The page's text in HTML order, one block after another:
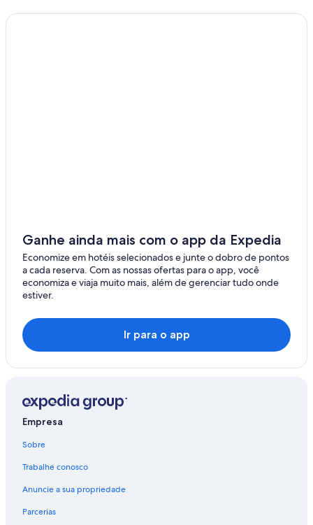
Ganhe ainda mais com o app da Expedia
Economize em hotéis selecionados e junte o dobro de pontos
a cada reserva. Com as nossas ofertas para o app, você
economiza e viaja muito mais, além de gerenciar tudo onde
estiver.
Ir para o app
Empresa
Sobre
Trabalhe conosco
Anuncie a sua propriedade
Parcerias